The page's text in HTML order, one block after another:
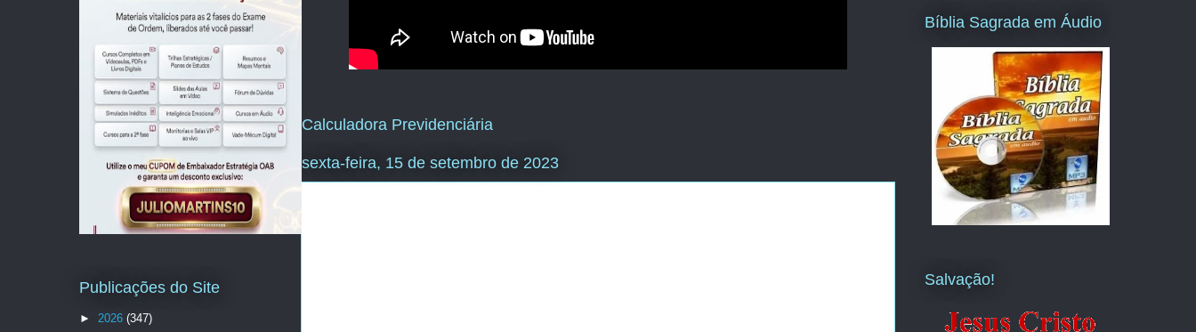
Calculadora Previdenciária
sexta-feira, 15 de setembro de 2023
Publicações do Site
► 2026 (347)
Bíblia Sagrada em Áudio
Salvação!